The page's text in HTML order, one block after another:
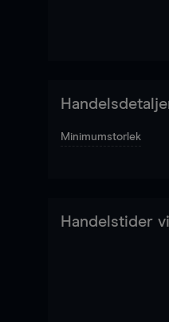
Minimumstorlek
Handelstider